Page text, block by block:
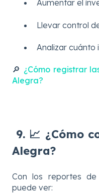
Aumentar el
Llevar control
Analizar cuánto
🔎 ¿Cómo registrar
Alegra?
9. 📈 ¿Cómo
Alegra?
Con los reportes de
puede ver: